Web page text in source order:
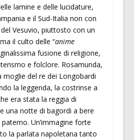
lamine e delle lucidature,
e il Sud-Italia non con
Vesuvio, piuttosto con un
il culto delle “anime
fusione di religione,
e folclore. Rosamunda,
moglie del re dei Longobardi
la leggenda, la costrinse a
era stata la reggia di
una notte di bagordi a bere
Un’immagine forte
la parlata napoletana tanto